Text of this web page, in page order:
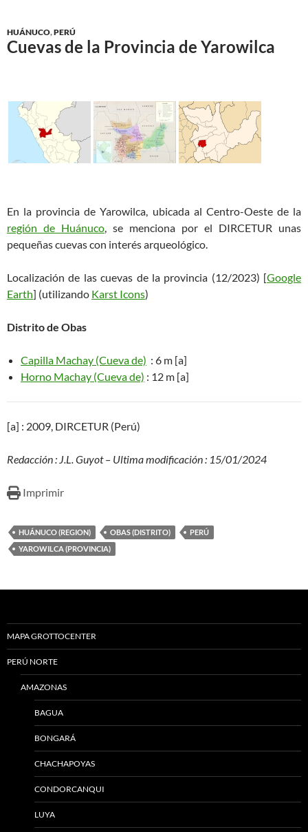
HUÁNUCO,PERÚ
Cuevas de la Provincia de Yarowilca
En la provincia de Yarowilca, ubicada al Centro-Oeste de la
región de Huánuco, se menciona por el DIRCETUR unas
pequeñas cuevas con interés arqueológico.
Localización de las cuevas de la provincia (12/2023) [Google
Earth] (utilizando Karst Icons)
Distrito de Obas
Capilla Machay (Cueva de) : 6 m [a]
Horno Machay (Cueva de) : 12 m [a]
[a] : 2009, DIRCETUR (Perú)
Redacción : J.L. Guyot – Ultima modificación : 15/01/2024
Imprimir
HUÁNUCO (REGION) OBAS (DISTRITO)
PERÚ
YAROWILCA (PROVINCIA)
MAPA GROTTOCENTER
PERÚ NORTE
AMAZONAS
BAGUA
BONGARÁ
CHACHAPOYAS
CONDORCANQUI
LUYA